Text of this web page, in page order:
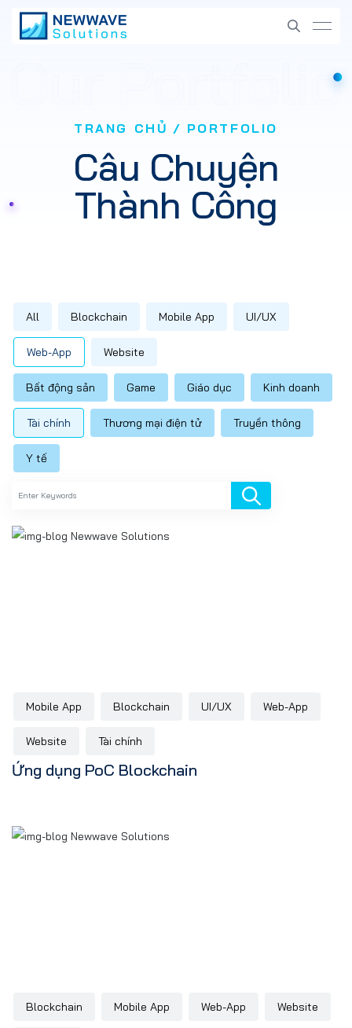
TRANG CHỦ PORTFOLIO
Câu Chuyện
Thành Công
All Blockchain Mobile App UI/UX
Web-App Website
Bất động sản Game Giáo dục Kinh doanh
Tài chính Thương mại điện tử Truyền thông
Y tế
Mobile App Blockchain UI/UX Web-App
Website Tài chính
Ứng dụng PoC Blockchain
Blockchain Mobile App Web-App Website